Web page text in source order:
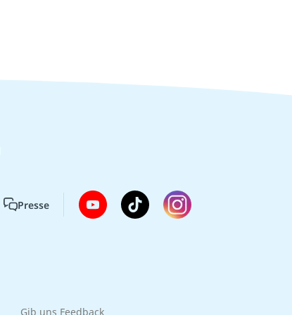
Presse
Gib uns Feedback